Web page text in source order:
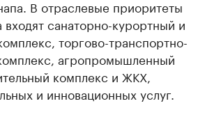
В отраслевые приоритеты
входят санаторно-курортный и
торгово-транспортно-
агропромышленный
комплекс и ЖКХ,
и инновационных услуг.